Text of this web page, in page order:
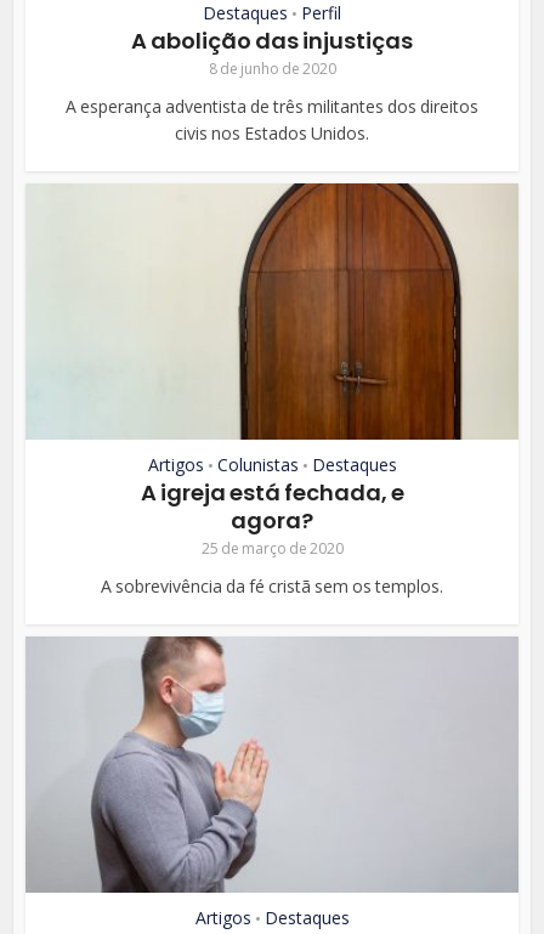
Destaques • Perfil
A abolição das injustiças
8 de junho de 2020
A esperança adventista de três militantes dos direitos
civis nos Estados Unidos.
Artigos • Colunistas • Destaques
A igreja está fechada, e
agora?
25 de março de 2020
A sobrevivência da fé cristã sem os templos.
Artigos • Destaques